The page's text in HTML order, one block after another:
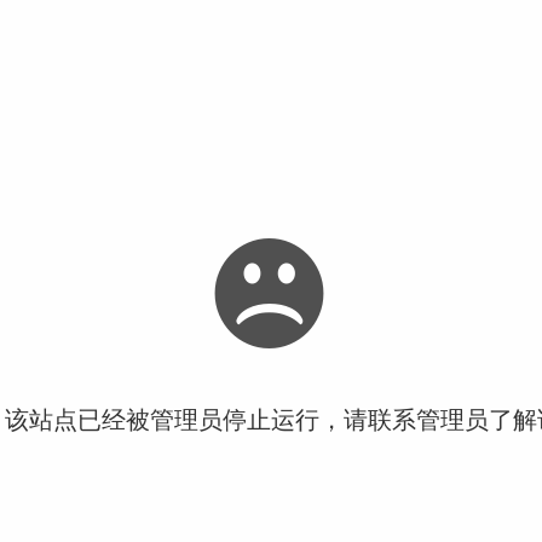
站点已经被管理员停止运行，请联系管理员了